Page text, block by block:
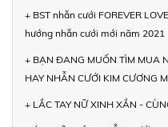
+ BST nhẫn cưới FOREVER
hướng nhẫn cưới mới năm 2021
+ BẠN ĐANG MUỐN TÌM MUA
HAY NHẪN CƯỚI KIM CƯƠNG
+ LẮC TAY NỮ XINH XẮN -